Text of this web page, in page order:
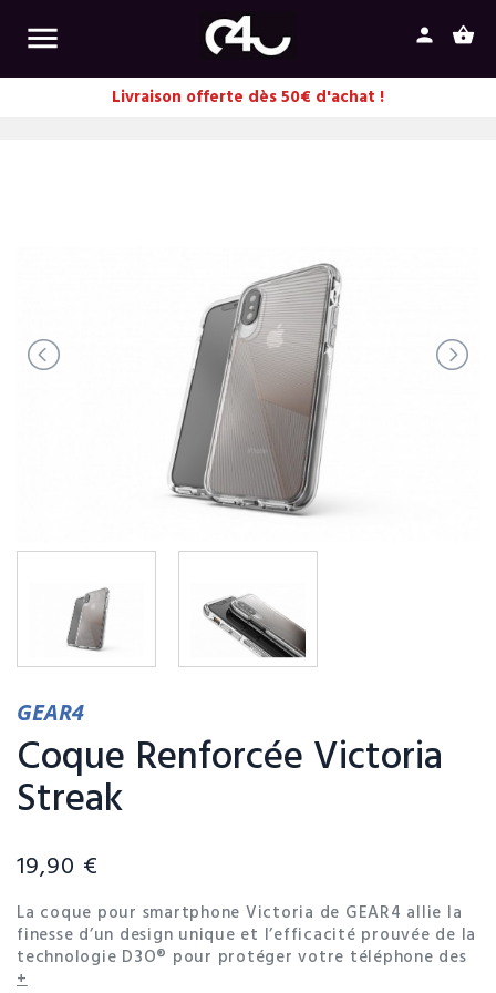
 shopping_basket
person
Livraison offerte dès 50€ d'achat !
GEAR4
Coque Renforcée Victoria
Streak
19,90 €
La coque pour smartphone Victoria de GEAR4 allie la
finesse d’un design unique et l’efficacité prouvée de la
technologie D3O® pour protéger votre téléphone des
chutes et des chocs. Le D3O® est un matériau high-
+